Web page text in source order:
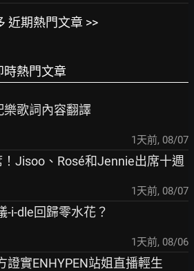
近期熱門文章 >>
時熱門文章
樂歌詞內容翻譯
1天前, 08/07
Jisoo、Rosé和Jennie出席十週
1天前, 08/07
-i-dle回歸零水花？
1天前, 08/06
證實ENHYPEN站姐直播輕生